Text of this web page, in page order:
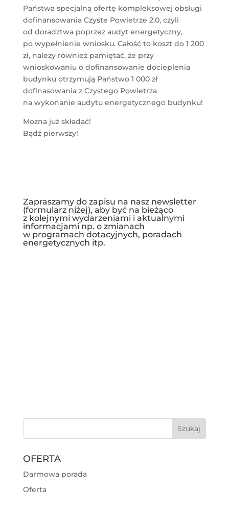
Państwa specjalną ofertę kompleksowej obsługi
dofinansowania Czyste Powietrze 2.0, czyli
od doradztwa poprzez audyt energetyczny,
po wypełnienie wniosku. Całość to koszt do 1 200
zł, należy również pamiętać, że przy
wnioskowaniu o dofinansowanie docieplenia
budynku otrzymują Państwo 1 000 zł
dofinasowania z Czystego Powietrza
na wykonanie audytu energetycznego budynku!
Można już składać!
Bądź pierwszy!
Zapraszamy do zapisu na nasz newsletter
(formularz niżej), aby być na bieżąco
z kolejnymi wydarzeniami i aktualnymi
informacjami np. o zmianach
w programach dotacyjnych, poradach
energetycznych itp.
OFERTA
Darmowa porada
Oferta